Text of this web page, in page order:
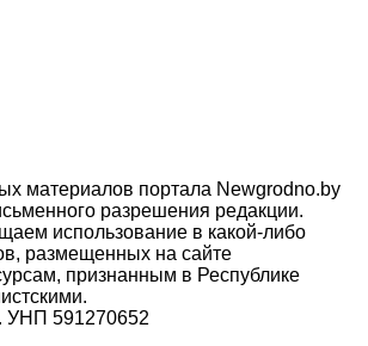
материалов портала Newgrodno.by
разрешения редакции.
использование в какой-либо
размещенных на сайте
признанным в Республике
УНП 591270652